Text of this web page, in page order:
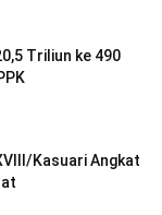
Triliun ke 490
Kasuari Angkat